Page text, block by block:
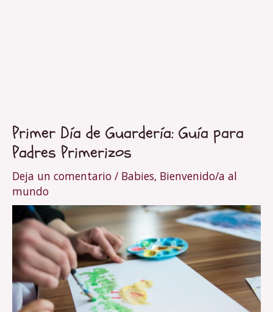
Primer Día de Guardería: Guía para
Padres Primerizos
Deja un comentario / Babies, Bienvenido/a al
mundo
de
entradas